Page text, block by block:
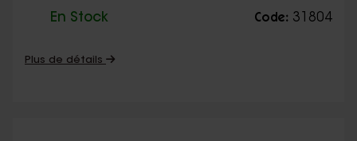
En Stock Code: 31804
Plus de détails